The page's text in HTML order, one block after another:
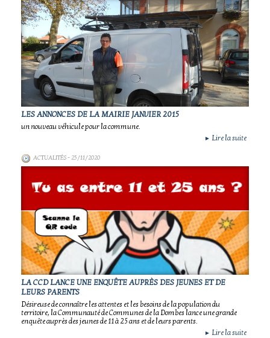
LES ANNONCES DE LA MAIRIE JANVIER 2015
un nouveau véhicule pour la commune.
► Lire la suite
ACTUALITÉS- 25/11/2020
LA CCD LANCE UNE ENQUÊTE AUPRÈS DES JEUNES ET DE
LEURS PARENTS
Désireuse de connaître les attentes et les besoins de la population du
territoire, la Communauté de Communes de la Dombes lance une grande
enquête auprès des jeunes de 11 à 25 ans et de leurs parents.
► Lire la suite